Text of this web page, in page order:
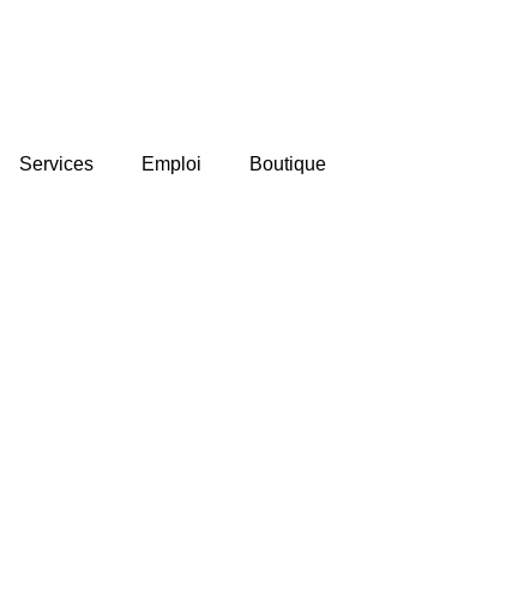
Services Emploi Boutique